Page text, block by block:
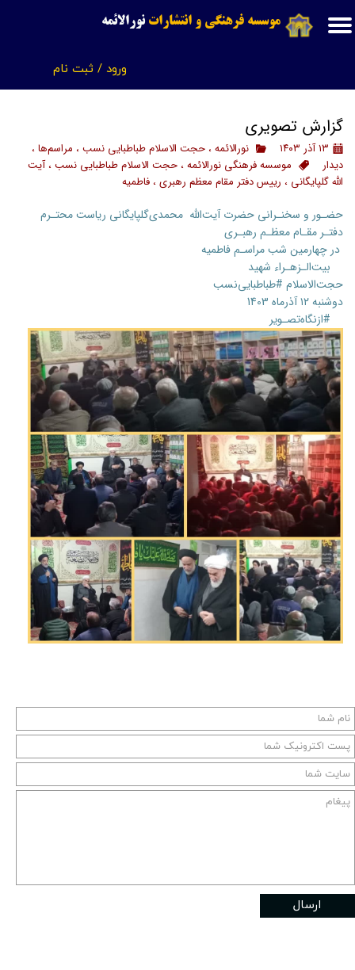
موسسه فرهنگی و انتشاراتنورالائمه
ورود / ثبت نام
حساب کاربری من
خروج از حساب کاربری
گزارش تصویری
۱۳ آذر ۱۴۰۳ نورالائمه، حجت الاسلام طباطبایی نسب، مراسم‌ها،
دیدار
موسسه فرهنگی نورالائمه، حجت الاسلام طباطبایی نسب،آیت
الله گلپایگانی ، رییس دفتر مقام معظم رهبری، فاطمیه
حضـور و سخنـرانی حضرت آیت‌الله محمدی‌گلپایگانی ریاست محتـرم
دفتـر مقـام معظـم رهبـری
در چهارمین شب مراسـم فاطمیه
بیت‌الـزهـراء شهید
حجت‌الاسلام #طباطبایی‌نسب
دوشنبه ۱۲ آذرماه 1403
#ازنگاه‌تصـویر
ارسال